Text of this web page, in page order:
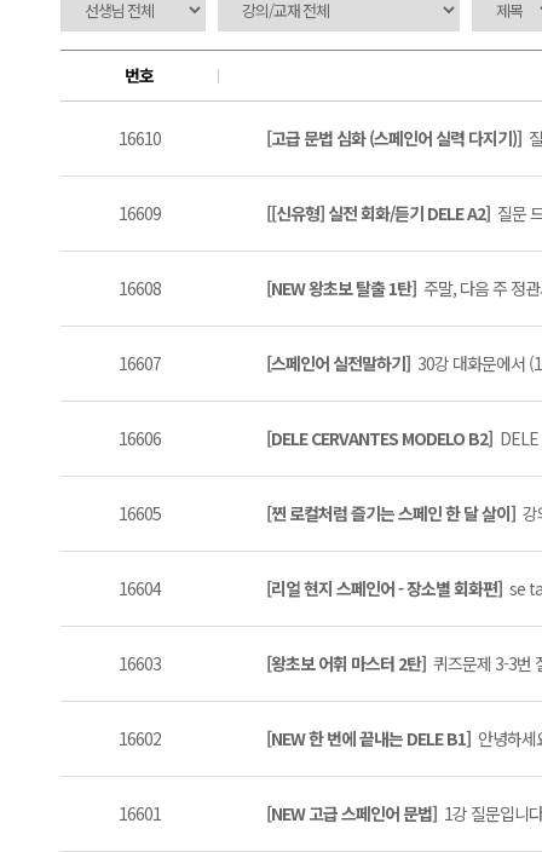
번호
16610 [고급 문법 심화 (스페인어 실력 다지기)]
16609 [[신유형] 실전 회화/듣기 DELE A2] 질문
16608 [NEW 왕초보 탈출 1탄] 주말, 다음 주 정
16607 [스페인어 실전말하기] 30강 대화문에서
16606 [DELE CERVANTES MODELO B2]
16605 [찐 로컬처럼 즐기는 스페인 한 달 살이] 강
16604 [리얼 현지 스페인어 - 장소별 회화편] se
16603 [왕초보 어휘 마스터 2탄] 퀴즈문제 3-3번
16602 [NEW 한 번에 끝내는 DELE B1] 안녕하세
16601 [NEW 고급 스페인어 문법] 1강 질문입니